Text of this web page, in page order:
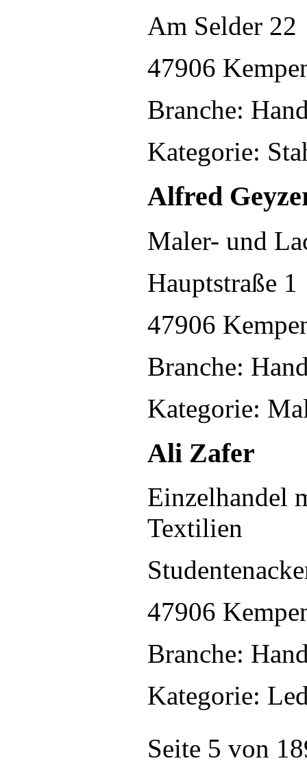
Am Selder 22
47906
Branche:
Kategorie:
Alfred
Maler- und
Hauptstraße 1
47906
Branche:
Kategorie:
Ali Zafer
Einzelhandel
Textilien
47906
Branche:
Kategorie:
Seite 5 von